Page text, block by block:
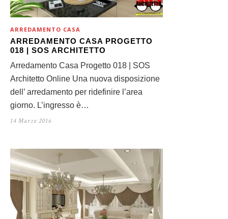
ARREDAMENTO CASA
ARREDAMENTO CASA PROGETTO
018 | SOS ARCHITETTO
Arredamento Casa Progetto 018 | SOS
Architetto Online Una nuova disposizione
dell’ arredamento per ridefinire l’area
giorno. L’ingresso è…
14 Marzo 2016